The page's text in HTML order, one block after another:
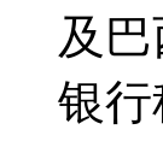
及
银行